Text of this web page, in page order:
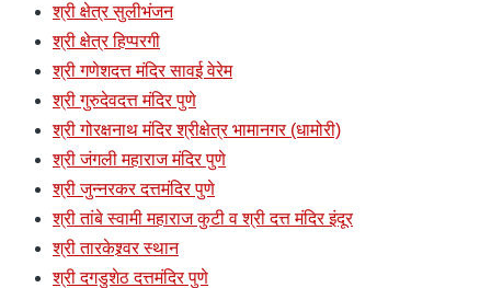
श्री क्षेत्र सुलीभंजन
श्री क्षेत्र हिप्परगी
श्री गणेशदत्त मंदिर सावई वेरेम
श्री गुरुदेवदत्त मंदिर पुणे
श्री गोरक्षनाथ मंदिर श्रीक्षेत्र भामानगर (धामोरी)
श्री जंगली महाराज मंदिर पुणे
श्री जुन्नरकर दत्तमंदिर पुणे
श्री तांबे स्वामी महाराज कुटी व श्री दत्त मंदिर इंदूर
श्री तारकेश्र्वर स्थान
श्री दगडुशेठ दत्तमंदिर पुणे